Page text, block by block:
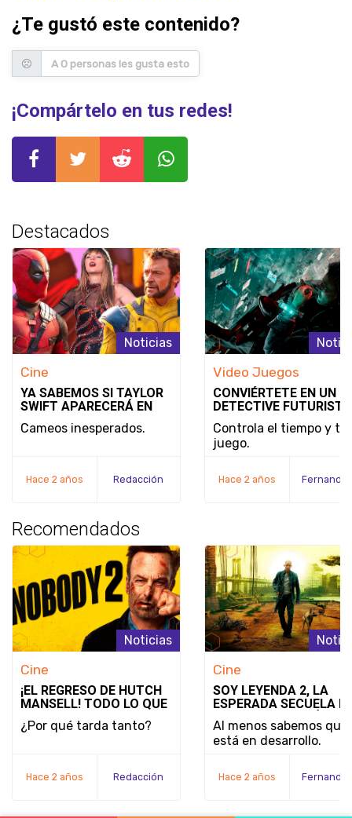
¿Te gustó este contenido?
A 0 personas les gusta esto
¡Compártelo en tus redes!
Destacados
Noticias
Cine
YA SABEMOS SI TAYLOR
SWIFT APARECERÁ EN
DEADPOOL & WOLVERINE
Cameos inesperados.
Hace 2 años Redacción
Video Juegos
CONVIÉRTETE EN UN
DETECTIVE
SE REVELA EL MODO
JUEGO Y LA FECHA DE
LANZAMIENTO DE
Controla el tiempo y tu
juego.
Hace 2 años
Recomendados
Noticias
Cine
¡EL REGRESO DE HUTCH
MANSELL! TODO LO QUE
SABEMOS SOBRE
'NOBODY 2'
¿Por qué tarda tanto?
Hace 2 años Redacción
Cine
SOY LEYENDA 2, LA
ESPERADA SECUELA
WILL SMITH, ESTÁ
DE EMPEZAR SU
PRODUCCIÓN
Al menos sabemos que
está en desarrollo.
Hace 2 años